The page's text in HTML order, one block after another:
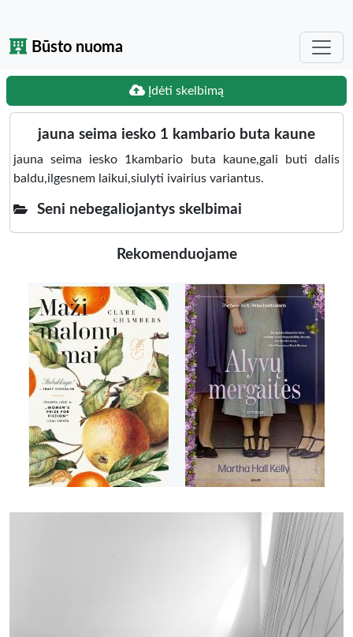
Būsto nuoma
Įdėti skelbimą
jauna seima iesko 1 kambario buta kaune
jauna seima iesko 1kambario buta kaune,gali buti dalis
baldu,ilgesnem laikui,siulyti ivairius variantus.
Seni nebegaliojantys skelbimai
Rekomenduojame